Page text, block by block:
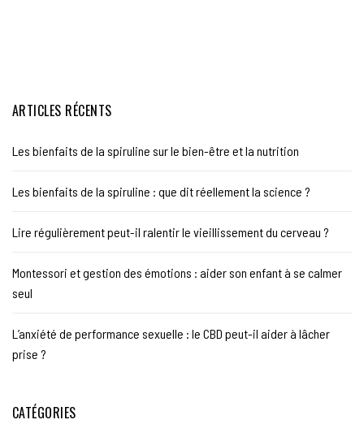
ARTICLES RÉCENTS
Les bienfaits de la spiruline sur le bien-être et la nutrition
Les bienfaits de la spiruline : que dit réellement la science ?
Lire régulièrement peut-il ralentir le vieillissement du cerveau ?
Montessori et gestion des émotions : aider son enfant à se calmer
seul
L’anxiété de performance sexuelle : le CBD peut-il aider à lâcher
prise ?
CATÉGORIES